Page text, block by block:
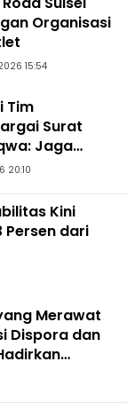
Organisasi
15:54
Tim
Surat
Jaga
20:10
Kini
Persen dari
Merawat
Dispora dan
bagi